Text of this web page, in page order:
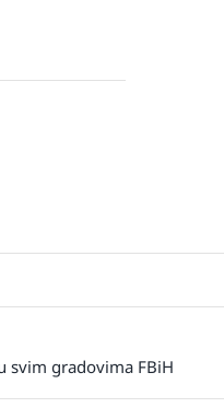
svim gradovima FBiH